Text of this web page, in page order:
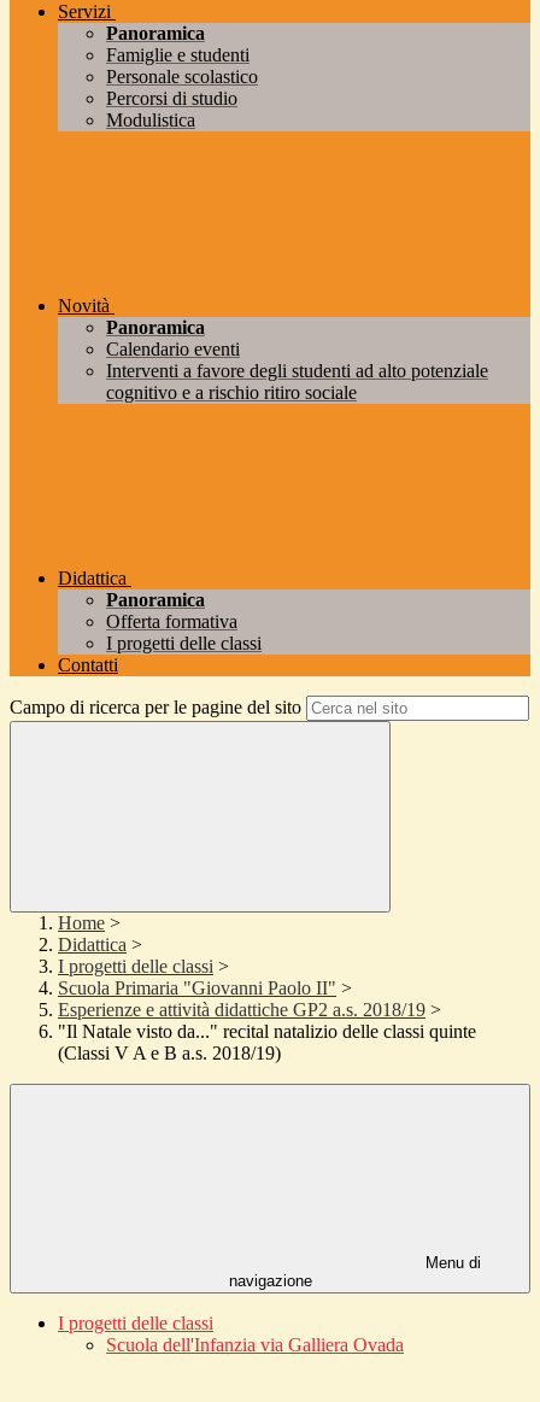
Servizi
Panoramica
Famiglie e studenti
Personale scolastico
Percorsi di studio
Modulistica
Novità
Panoramica
Calendario eventi
Interventi a favore degli studenti ad alto potenziale
cognitivo e a rischio ritiro sociale
Didattica
Panoramica
Offerta formativa
I progetti delle classi
Contatti
Campo di ricerca per le pagine del sito
Home >
Didattica >
I progetti delle classi >
Scuola Primaria "Giovanni Paolo II" >
Esperienze e attività didattiche GP2 a.s. 2018/19 >
"Il Natale visto da..." recital natalizio delle classi quinte
(Classi V A e B a.s. 2018/19)
Menu di
navigazione
I progetti delle classi
Scuola dell'Infanzia via Galliera Ovada